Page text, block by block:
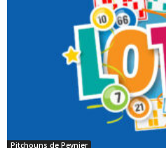
Pitchouns de Peynier